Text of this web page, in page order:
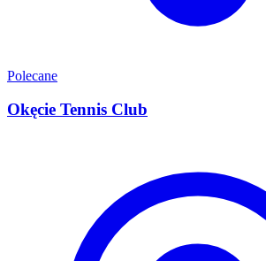
Polecane
Okęcie Tennis Club